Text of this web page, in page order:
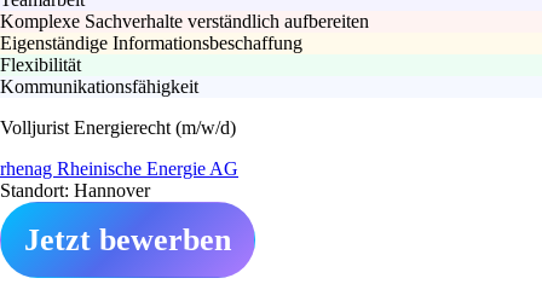
Komplexe Sachverhalte verständlich aufbereiten
Eigenständige Informationsbeschaffung
Flexibilität
Kommunikationsfähigkeit
Volljurist Energierecht (m/w/d)
rhenag Rheinische Energie AG
Standort: Hannover
Jetzt bewerben